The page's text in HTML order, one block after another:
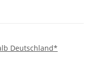
Deutschland*